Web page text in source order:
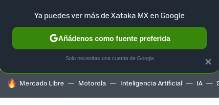
SELECCIÓN GAMING HOME AUTO TERRITORIO
HOY SE HABLA DE
Mercado Libre Motorola Inteligencia Artificial IA
×
Ya puedes ver más de Xataka MX en Google
Añádenos como fuente preferida
Solo necesitas una cuenta de Google